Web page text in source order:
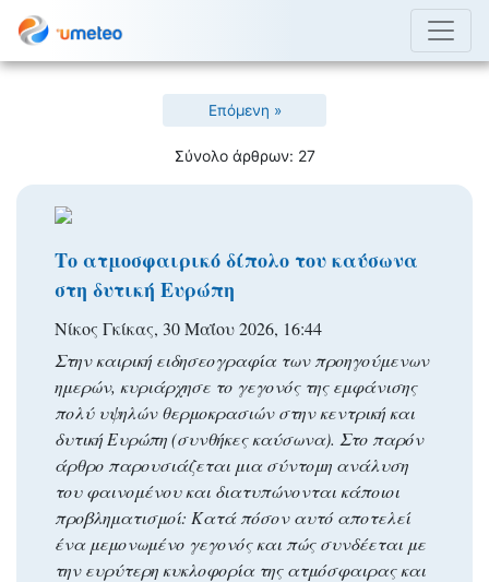
Επόμενη »
Σύνολο άρθρων: 27
Το ατμοσφαιρικό δίπολο του καύσωνα
στη δυτική Ευρώπη
Νίκος Γκίκας, 30 Μαΐου 2026, 16:44
Στην καιρική ειδησεογραφία των προηγούμενων
ημερών, κυριάρχησε το γεγονός της εμφάνισης
πολύ υψηλών θερμοκρασιών στην κεντρική και
δυτική Ευρώπη (συνθήκες καύσωνα). Στο παρόν
άρθρο παρουσιάζεται μια σύντομη ανάλυση
του φαινομένου και διατυπώνονται κάποιοι
προβληματισμοί: Κατά πόσον αυτό αποτελεί
ένα μεμονωμένο γεγονός και πώς συνδέεται με
την ευρύτερη κυκλοφορία της ατμόσφαιρας και